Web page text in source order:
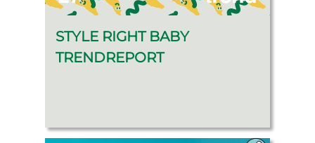
STYLE RIGHT BABY
TRENDREPORT